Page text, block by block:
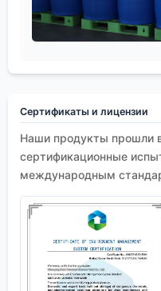
Сертификаты и лицензии
Наши продукты прошли
сертификационные
международным